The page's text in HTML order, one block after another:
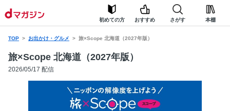
初めての方 おすすめ さがす 本棚
TOP お出かけ・グルメ 旅×Scope 北海道（2027年版）
旅×Scope 北海道（2027年版）
2026/05/17 配信